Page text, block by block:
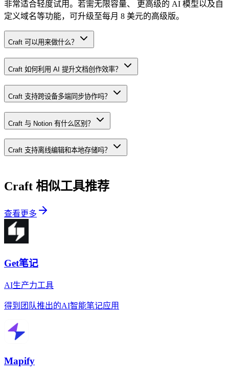
非常适合轻度试用。若需无限容量、 更高级的 AI 模型以及自
定义域名等功能，可升级至每月 8 美元的高级版。
Craft 可以用来做什么？
Craft 如何利用 AI 提升文档创作效率？
Craft 支持跨设备多端同步协作吗？
Craft 与 Notion 有什么区别？
Craft 支持离线编辑和本地存储吗？
Craft 相似工具推荐
查看更多
Get笔记
AI生产力工具
得到团队推出的AI智能笔记应用
Mapify